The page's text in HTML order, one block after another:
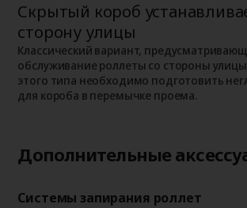
Скрытый короб
сторону улицы
Классический вариант,
обслуживание роллеты со стороны
этого типа необходимо подготовить
для короба в перемычке проема.
Дополнительные
Системы запирания роллет